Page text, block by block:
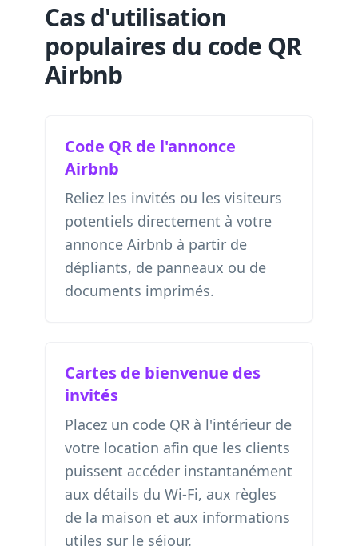
Cas d'utilisation
populaires du code QR
Airbnb
Code QR de l'annonce
Airbnb
Reliez les invités ou les visiteurs
potentiels directement à votre
annonce Airbnb à partir de
dépliants, de panneaux ou de
documents imprimés.
Cartes de bienvenue des
invités
Placez un code QR à l'intérieur de
votre location afin que les clients
puissent accéder instantanément
aux détails du Wi-Fi, aux règles
de la maison et aux informations
utiles sur le séjour.